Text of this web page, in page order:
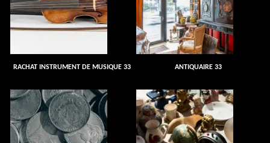
RACHAT INSTRUMENT DE MUSIQUE 33 ANTIQUAIRE 33